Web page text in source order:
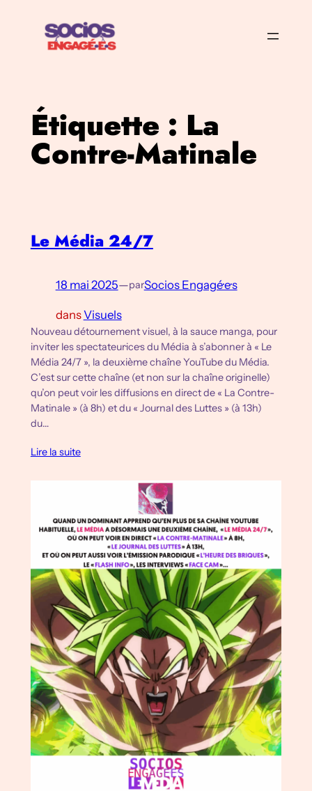
contenu
Étiquette : La
Contre-Matinale
Le Média 24/7
18 mai 2025—parSocios Engagé·e·s
dansVisuels
Nouveau détournement visuel, à la sauce manga, pour
inviter les spectateur·ice·s du Média à s’abonner à « Le
Média 24/7 », la deuxième chaîne YouTube du Média.
C’est sur cette chaîne (et non sur la chaîne originelle)
qu’on peut voir les diffusions en direct de « La Contre-
Matinale » (à 8h) et du « Journal des Luttes » (à 13h)
du…
Lire la suite